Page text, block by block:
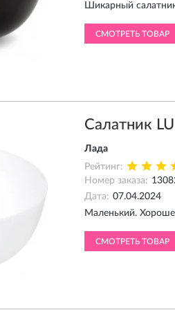
Шикарный
СМОТРЕТЬ ТОВАР
Салатник
Лада
Рейтинг:
Номер заказа:
Дата: 07.04.2024
Маленький.
СМОТРЕТЬ ТОВАР